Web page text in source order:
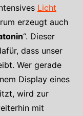
Licht
erzeugt auch
“. Dieser
dass unser
Wer gerade
Display eines
wird zur
mit